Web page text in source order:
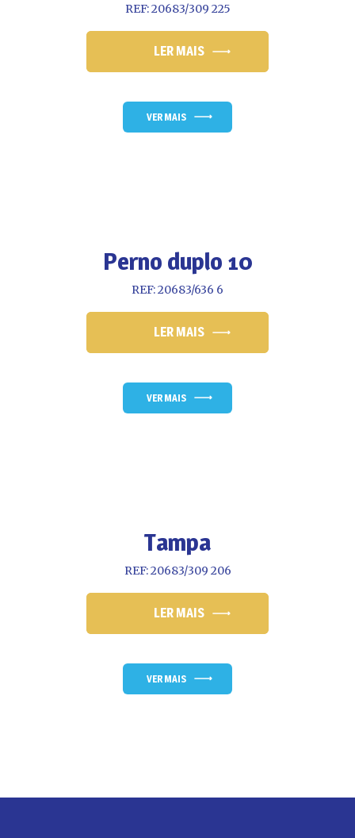
REF: 20683/309 225
LER MAIS
VER MAIS
Perno duplo 10
REF: 20683/636 6
LER MAIS
VER MAIS
Tampa
REF: 20683/309 206
LER MAIS
VER MAIS